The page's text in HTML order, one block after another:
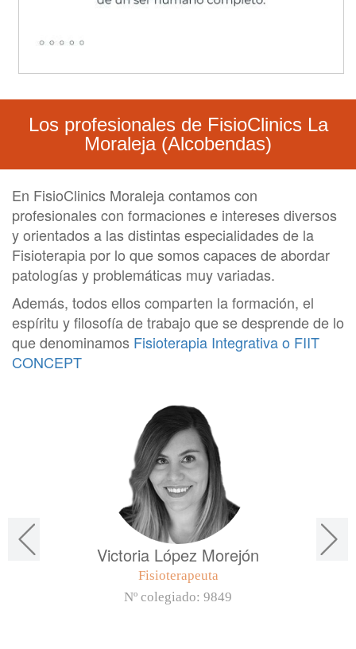
Los profesionales de FisioClinics La
Moraleja (Alcobendas)
En FisioClinics Moraleja contamos con
profesionales con formaciones e intereses diversos
y orientados a las distintas especialidades de la
Fisioterapia por lo que somos capaces de abordar
patologías y problemáticas muy variadas.
Además, todos ellos comparten la formación, el
espíritu y filosofía de trabajo que se desprende de lo
que denominamos Fisioterapia Integrativa o FIIT
CONCEPT
Victoria López Morejón
Fisioterapeuta
Nº colegiado: 9849